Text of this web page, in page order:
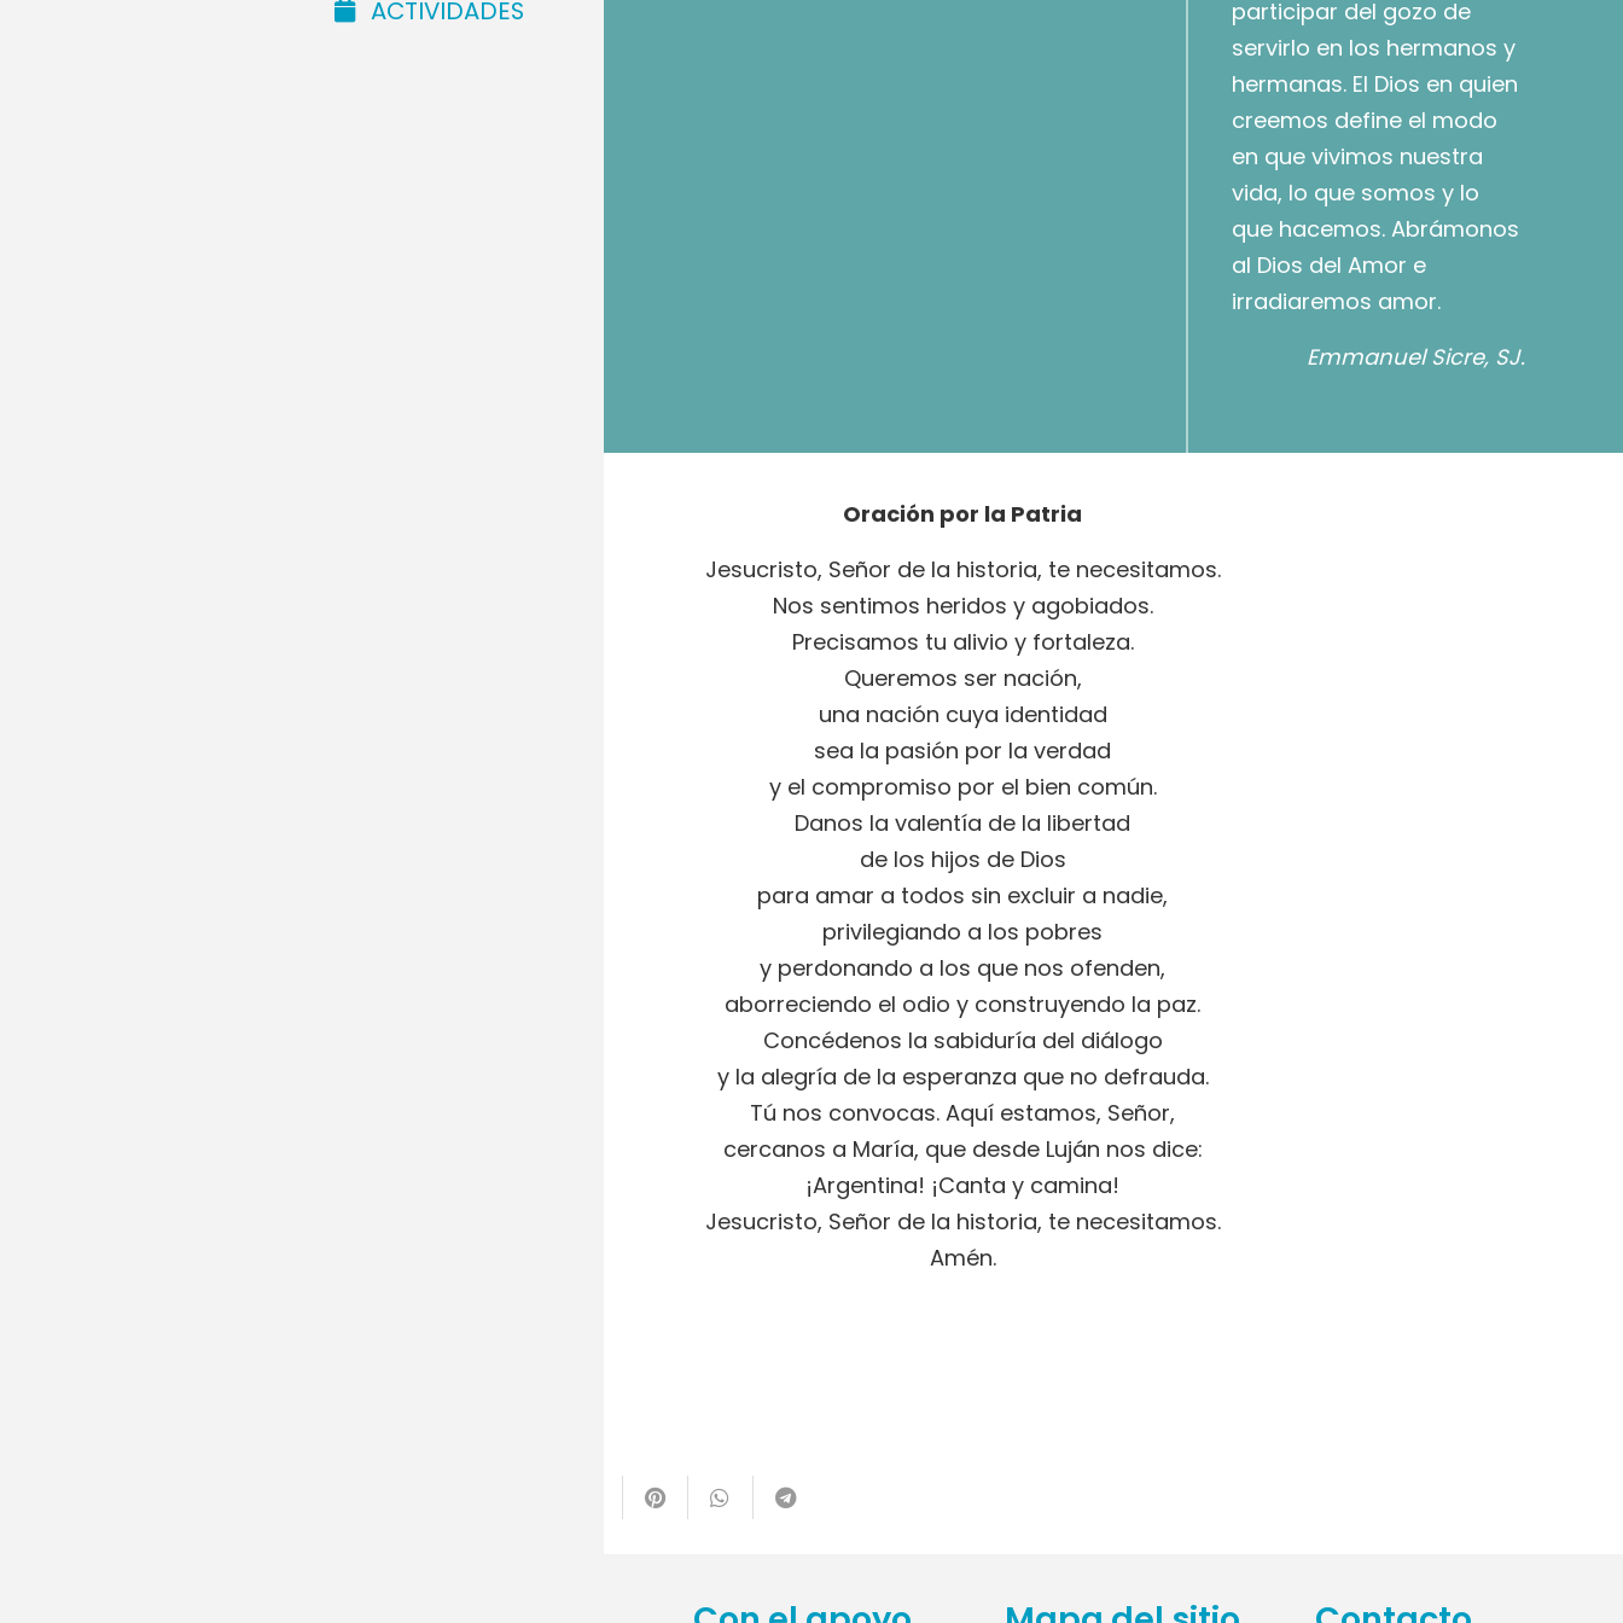
ACTIVIDADES
participar del gozo de
servirlo en los hermanos y
hermanas. El Dios en quien
creemos define el modo
en que vivimos nuestra
vida, lo que somos y lo
que hacemos. Abrámonos
al Dios del Amor e
irradiaremos amor.
Emmanuel Sicre, SJ.
Oración por la Patria
Jesucristo, Señor de la historia, te necesitamos.
Nos sentimos heridos y agobiados.
Precisamos tu alivio y fortaleza.
Queremos ser nación,
una nación cuya identidad
sea la pasión por la verdad
y el compromiso por el bien común.
Danos la valentía de la libertad
de los hijos de Dios
para amar a todos sin excluir a nadie,
privilegiando a los pobres
y perdonando a los que nos ofenden,
aborreciendo el odio y construyendo la paz.
Concédenos la sabiduría del diálogo
y la alegría de la esperanza que no defrauda.
Tú nos convocas. Aquí estamos, Señor,
cercanos a María, que desde Luján nos dice:
¡Argentina! ¡Canta y camina!
Jesucristo, Señor de la historia, te necesitamos.
Amén.